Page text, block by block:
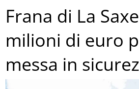
Frana di La
milioni di euro
messa in